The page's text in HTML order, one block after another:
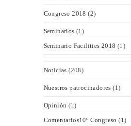
Congreso 2018 (2)
Seminarios (1)
Seminario Facilities 2018 (1)
Noticias (208)
Nuestros patrocinadores (1)
Opinión (1)
Comentarios10º Congreso (1)